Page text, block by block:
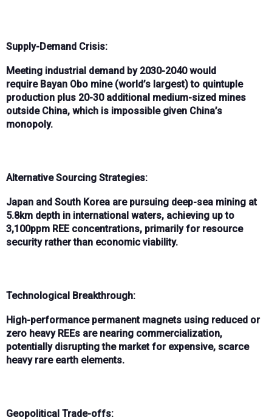
Supply-Demand Crisis:
Meeting industrial demand by 2030-2040would
require Bayan Obo mine(world’s largest) to quintuple
production plus 20-30 additional medium-sized mines
outside China, which is impossiblegiven China’s
monopoly.
Alternative Sourcing Strategies:
Japan and South Korea are pursuing deep-sea mining at
5.8km depth in international waters, achieving up to
3,100ppm REE concentrations, primarily for resource
securityrather than economic viability.
Technological Breakthrough:
High-performance permanent magnets using reduced or
zero heavy REEs are nearing commercialization,
potentially disrupting the market for expensive, scarce
heavy rare earth elements.
Geopolitical Trade-offs: